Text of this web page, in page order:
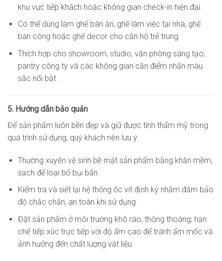
khu vực tiếp khách hoặc không gian check-in hiện đại.
Có thể dùng làm ghế bàn ăn, ghế làm việc tại nhà, ghế
ban công hoặc ghế decor cho căn hộ trẻ trung.
Thích hợp cho showroom, studio, văn phòng sáng tạo,
pantry công ty và các không gian cần điểm nhấn màu
sắc nổi bật.
5. Hướng dẫn bảo quản
Để sản phẩm luôn bền đẹp và giữ được tính thẩm mỹ trong
quá trình sử dụng, quý khách nên lưu ý:
Thường xuyên vệ sinh bề mặt sản phẩm bằng khăn mềm,
sạch để loại bỏ bụi bẩn.
Kiểm tra và siết lại hệ thống ốc vít định kỳ nhằm đảm bảo
độ chắc chắn, an toàn khi sử dụng.
Đặt sản phẩm ở môi trường khô ráo, thông thoáng; hạn
chế tiếp xúc trực tiếp với độ ẩm cao để tránh ẩm mốc và
ảnh hưởng đến chất lượng vật liệu.